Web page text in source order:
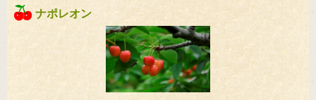
ナポレオン